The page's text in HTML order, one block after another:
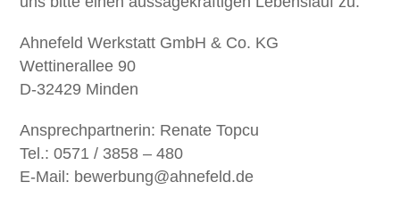
Ahnefeld Werkstatt GmbH & Co. KG
Wettinerallee 90
D-32429 Minden
Ansprechpartnerin: Renate Topcu
Tel.: 0571 / 3858 – 480
E-Mail: bewerbung@ahnefeld.de